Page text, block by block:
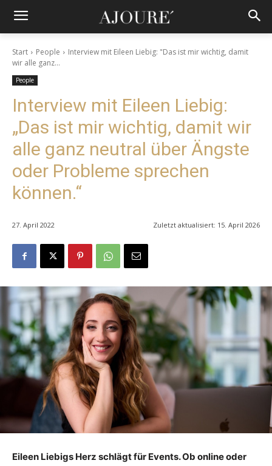
Start People
Interview mit Eileen Liebig: "Das ist mir wichtig, damit
wir alle ganz...
People
Interview mit Eileen Liebig:
„Das ist mir wichtig, damit wir
alle ganz neutral über Ängste
oder Probleme sprechen
können.“
27. April 2022 Zuletzt aktualisiert: 15. April 2026
Eileen Liebigs Herz schlägt für Events. Ob online oder